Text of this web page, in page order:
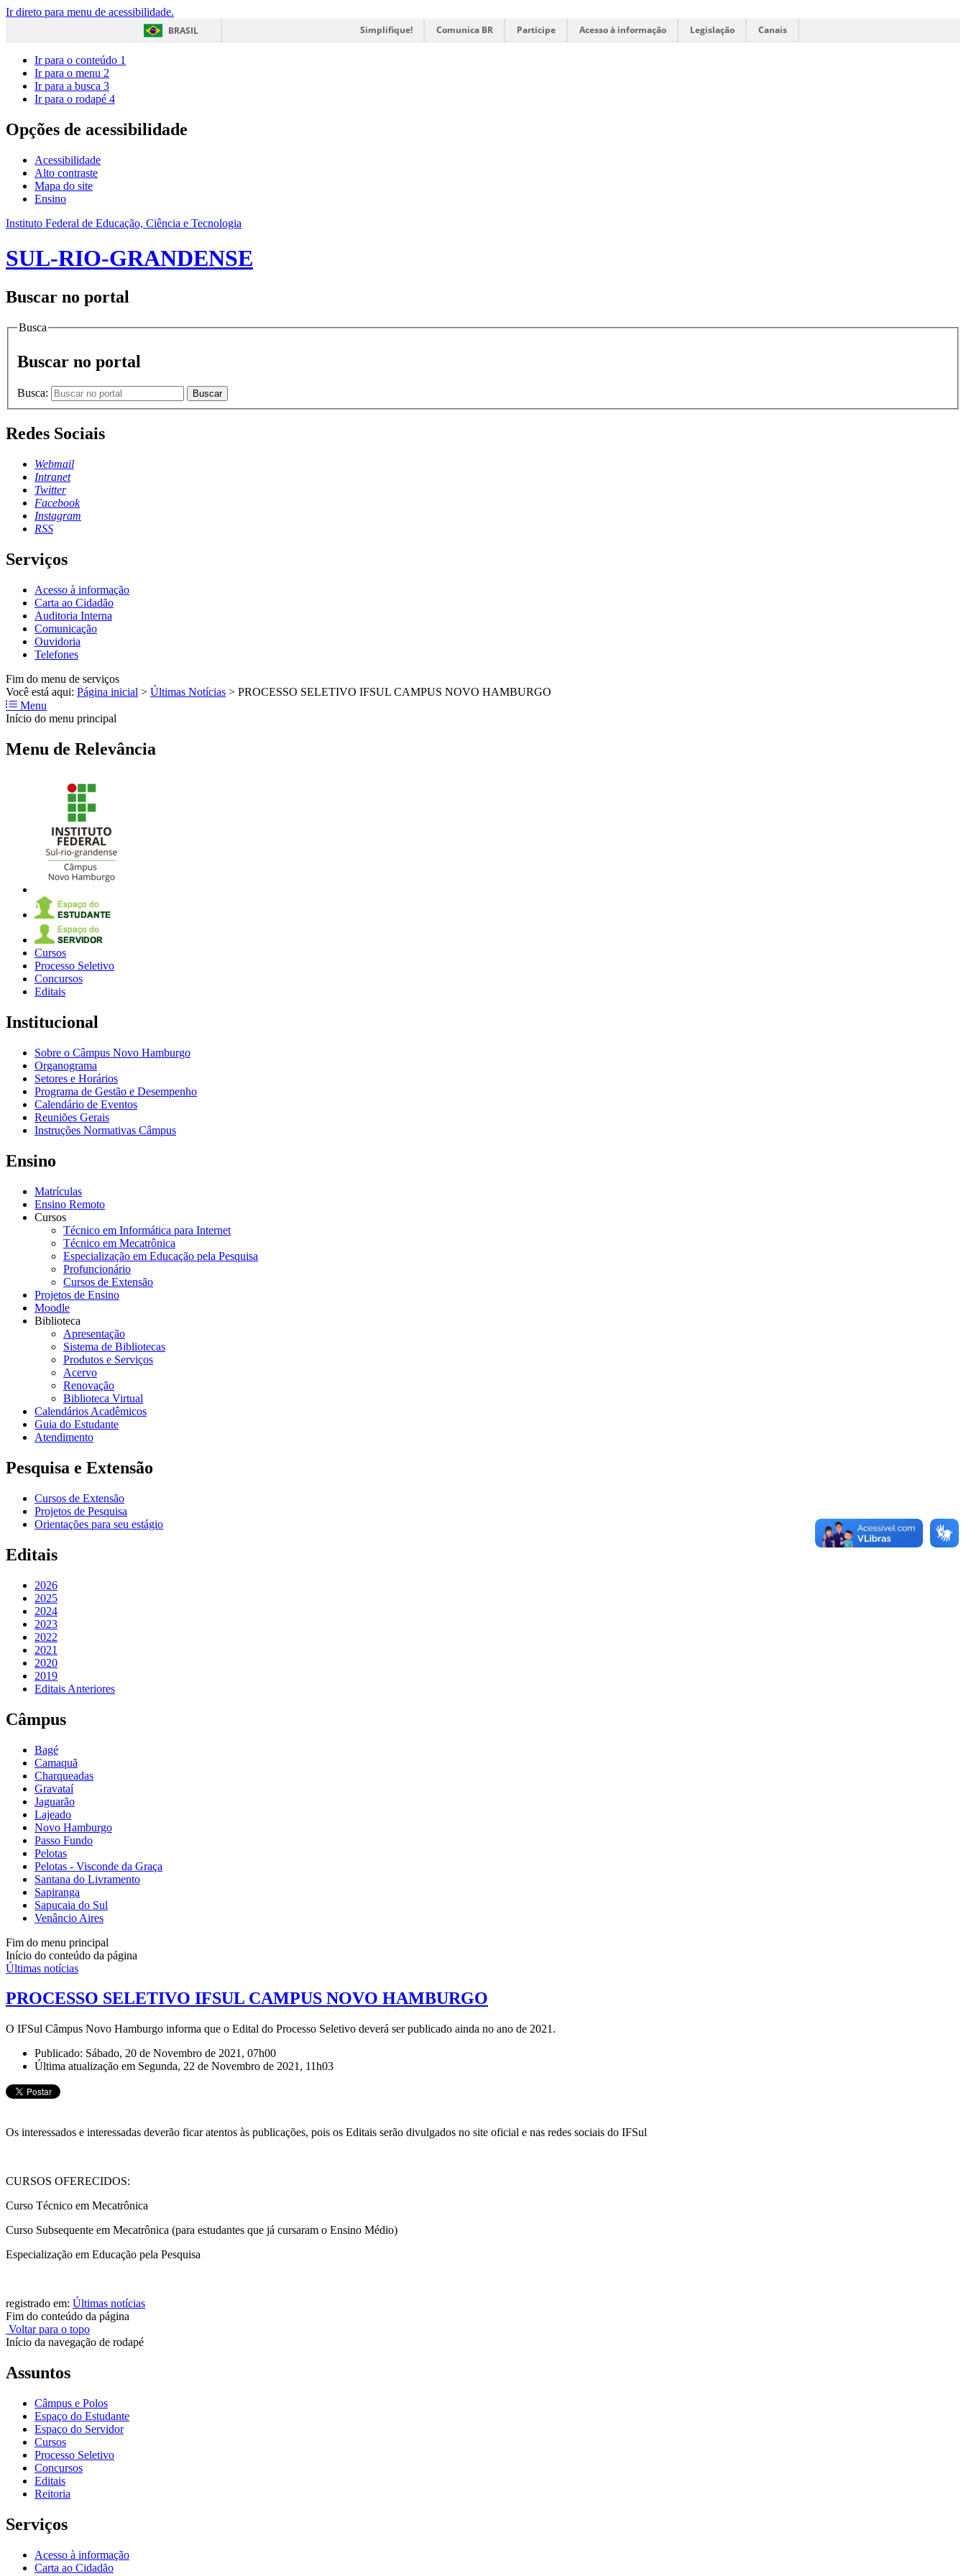
Ir direto para menu de acessibilidade.
BRASIL
Simplifique! Comunica BR Participe Acesso à informação Legislação Canais
Ir para o conteúdo 1
Ir para o menu 2
Ir para a busca 3
Ir para o rodapé 4
Opções de acessibilidade
Acessibilidade
Alto contraste
Mapa do site
Ensino
Instituto Federal de Educação, Ciência e Tecnologia
SUL-RIO-GRANDENSE
Buscar no portal
Busca
Buscar no portal
Busca: Buscar
Redes Sociais
Webmail
Intranet
Twitter
Facebook
Instagram
RSS
Serviços
Acesso à informação
Carta ao Cidadão
Auditoria Interna
Comunicação
Ouvidoria
Telefones
Fim do menu de serviços
Você está aqui: Página inicial > Últimas Notícias > PROCESSO SELETIVO IFSUL CAMPUS NOVO HAMBURGO
Menu
Início do menu principal
Menu de Relevância
Cursos
Processo Seletivo
Concursos
Editais
Institucional
Sobre o Câmpus Novo Hamburgo
Organograma
Setores e Horários
Programa de Gestão e Desempenho
Calendário de Eventos
Reuniões Gerais
Instruções Normativas Câmpus
Ensino
Matrículas
Ensino Remoto
Cursos
Técnico em Informática para Internet
Técnico em Mecatrônica
Especialização em Educação pela Pesquisa
Profuncionário
Cursos de Extensão
Projetos de Ensino
Moodle
Biblioteca
Apresentação
Sistema de Bibliotecas
Produtos e Serviços
Acervo
Renovação
Biblioteca Virtual
Calendários Acadêmicos
Guia do Estudante
Atendimento
Pesquisa e Extensão
Cursos de Extensão
Projetos de Pesquisa
Orientações para seu estágio
Editais
2026
2025
2024
2023
2022
2021
2020
2019
Editais Anteriores
Câmpus
Bagé
Camaquã
Charqueadas
Gravataí
Jaguarão
Lajeado
Novo Hamburgo
Passo Fundo
Pelotas
Pelotas - Visconde da Graça
Santana do Livramento
Sapiranga
Sapucaia do Sul
Venâncio Aires
Fim do menu principal
Início do conteúdo da página
Últimas notícias
PROCESSO SELETIVO IFSUL CAMPUS NOVO HAMBURGO
O IFSul Câmpus Novo Hamburgo informa que o Edital do Processo Seletivo deverá ser publicado ainda no ano de 2021.
Publicado: Sábado, 20 de Novembro de 2021, 07h00
Última atualização em Segunda, 22 de Novembro de 2021, 11h03
Os interessados e interessadas deverão ficar atentos às publicações, pois os Editais serão divulgados no site oficial e nas redes sociais do IFSul
CURSOS OFERECIDOS:
Curso Técnico em Mecatrônica
Curso Subsequente em Mecatrônica (para estudantes que já cursaram o Ensino Médio)
Especialização em Educação pela Pesquisa
registrado em: Últimas notícias
Fim do conteúdo da página
Voltar para o topo
Início da navegação de rodapé
Assuntos
Câmpus e Polos
Espaço do Estudante
Espaço do Servidor
Cursos
Processo Seletivo
Concursos
Editais
Reitoria
Serviços
Acesso à informação
Carta ao Cidadão